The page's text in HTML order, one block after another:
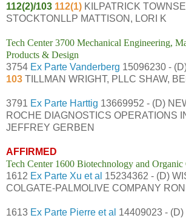
112(2)/103 112(1) KILPATRICK
STOCKTONLLP MATTISON, LORI K
Tech Center 3700 Mechanical Engineering,
Products & Design
3754 Ex Parte Vanderberg 15096230 -
103 TILLMAN WRIGHT, PLLC SHAW,
3791 Ex Parte Harttig 13669952 - (D)
ROCHE DIAGNOSTICS OPERATIONS
JEFFREY GERBEN
AFFIRMED
Tech Center 1600 Biotechnology and Organic
1612 Ex Parte Xu et al 15234362 - (D)
COLGATE-PALMOLIVE COMPANY
1613 Ex Parte Pierre et al 14409023 - (D)